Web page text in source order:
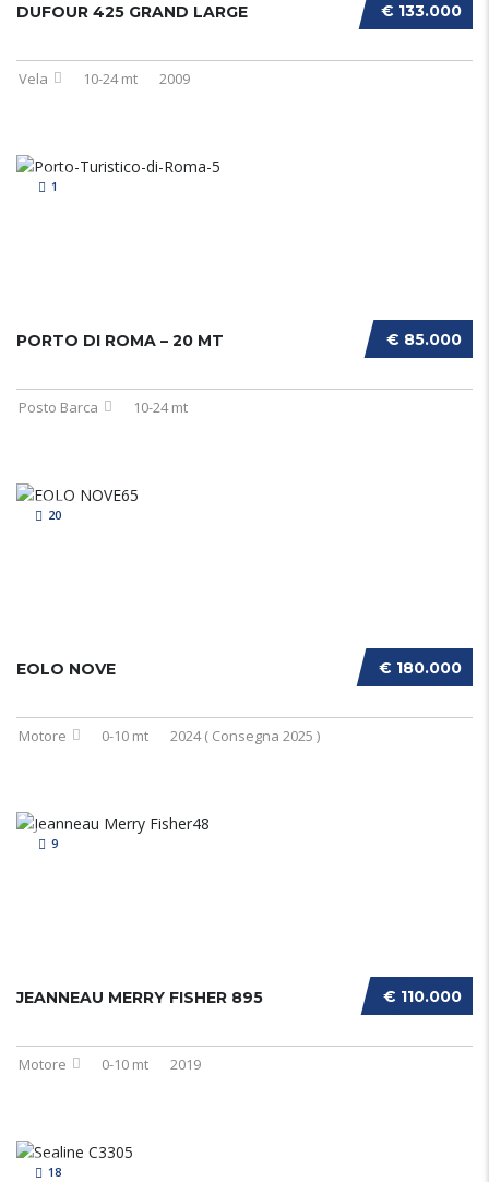
€ 133.000
DUFOUR 425 GRAND LARGE
Vela 10-24 mt 2009
1
€ 85.000
PORTO DI ROMA – 20 MT
Posto Barca 10-24 mt
20
€ 180.000
EOLO NOVE
Motore 0-10 mt 2024 ( Consegna 2025 )
9
€ 110.000
JEANNEAU MERRY FISHER 895
Motore 0-10 mt 2019
18